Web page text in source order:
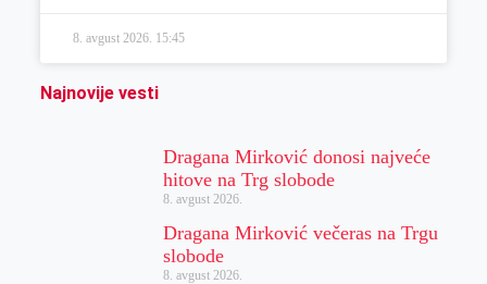
8. avgust 2026. 15:45
Najnovije vesti
Dragana Mirković donosi najveće
hitove na Trg slobode
8. avgust 2026.
Dragana Mirković večeras na Trgu
slobode
8. avgust 2026.